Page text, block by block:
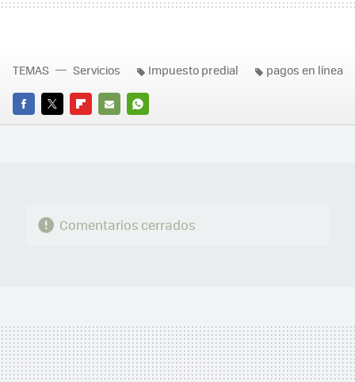
FACEBOOK
TWITTERFLIPBOARD
E-
WHATSAPP
TEMAS Servicios Impuesto predial pagos en línea
Comentarios cerrados